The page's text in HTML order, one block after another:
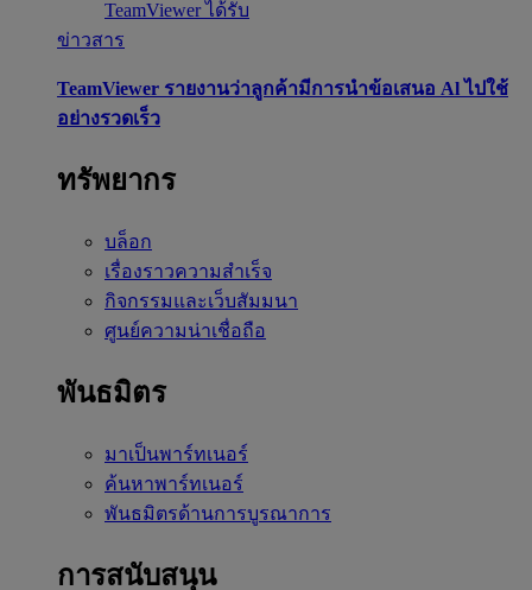
TeamViewer ได้รับ
ข่าวสาร
TeamViewer รายงานว่าลูกค้ามีการนำข้อเสนอ Al ไปใช้
อย่างรวดเร็ว
ทรัพยากร
บล็อก
เรื่องราวความสำเร็จ
กิจกรรมและเว็บสัมมนา
ศูนย์ความน่าเชื่อถือ
พันธมิตร
มาเป็นพาร์ทเนอร์
ค้นหาพาร์ทเนอร์
พันธมิตรด้านการบูรณาการ
การสนับสนุน